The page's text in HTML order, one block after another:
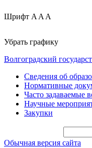
Шрифт A A A
Убрать графику
Волгоградский
Сведения об
Нормативные
Часто задаваемые
Научные
Закупки
Обычная версия сайта